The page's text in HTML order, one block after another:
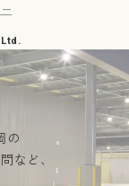
の
など、